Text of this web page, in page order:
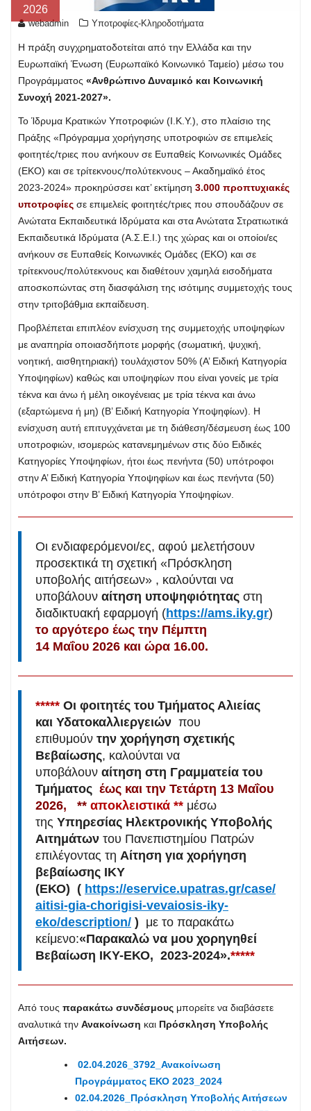
2026
webadmin Υποτροφίες-Κληροδοτήματα
Η πράξη συγχρηματοδοτείται από την Ελλάδα και την
Ευρωπαϊκή Ένωση (Ευρωπαϊκό Κοινωνικό Ταμείο) μέσω του
Προγράμματος «Ανθρώπινο Δυναμικό και Κοινωνική
Συνοχή 2021-2027».
Το Ίδρυμα Κρατικών Υποτροφιών (I.K.Y.), στο πλαίσιο της
Πράξης «Πρόγραμμα χορήγησης υποτροφιών σε επιμελείς
φοιτητές/τριες που ανήκουν σε Ευπαθείς Κοινωνικές Ομάδες
(ΕΚΟ) και σε τρίτεκνους/πολύτεκνους – Ακαδημαϊκό έτος
2023-2024» προκηρύσσει κατ’ εκτίμηση 3.000 προπτυχιακές
υποτροφίες σε επιμελείς φοιτητές/τριες που σπουδάζουν σε
Ανώτατα Εκπαιδευτικά Ιδρύματα και στα Ανώτατα Στρατιωτικά
Εκπαιδευτικά Ιδρύματα (Α.Σ.Ε.Ι.) της χώρας και οι οποίοι/ες
ανήκουν σε Ευπαθείς Κοινωνικές Ομάδες (ΕΚΟ) και σε
τρίτεκνους/πολύτεκνους και διαθέτουν χαμηλά εισοδήματα
αποσκοπώντας στη διασφάλιση της ισότιμης συμμετοχής τους
στην τριτοβάθμια εκπαίδευση.
Προβλέπεται επιπλέον ενίσχυση της συμμετοχής υποψηφίων
με αναπηρία οποιασδήποτε μορφής (σωματική, ψυχική,
νοητική, αισθητηριακή) τουλάχιστον 50% (Α’ Ειδική Κατηγορία
Υποψηφίων) καθώς και υποψηφίων που είναι γονείς με τρία
τέκνα και άνω ή μέλη οικογένειας με τρία τέκνα και άνω
(εξαρτώμενα ή μη) (Β’ Ειδική Κατηγορία Υποψηφίων). Η
ενίσχυση αυτή επιτυγχάνεται με τη διάθεση/δέσμευση έως 100
υποτροφιών, ισομερώς κατανεμημένων στις δύο Ειδικές
Κατηγορίες Υποψηφίων, ήτοι έως πενήντα (50) υπότροφοι
στην Α’ Ειδική Κατηγορία Υποψηφίων και έως πενήντα (50)
υπότροφοι στην Β’ Ειδική Κατηγορία Υποψηφίων.
Οι ενδιαφερόμενοι/ες, αφού μελετήσουν
προσεκτικά τη σχετική «Πρόσκληση
υποβολής αιτήσεων» , καλούνται να
υποβάλουν αίτηση υποψηφιότητας στη
διαδικτυακή εφαρμογή (https://ams.iky.gr)
το αργότερο έως την Πέμπτη
14 Μαΐου 2026 και ώρα 16.00.
***** Οι φοιτητές του Τμήματος Αλιείας
και Υδατοκαλλιεργειών που
επιθυμούν την χορήγηση σχετικής
Βεβαίωσης, καλούνται να
υποβάλουν αίτηση στη Γραμματεία του
Τμήματος έως και την Τετάρτη 13 Μαΐου
2026, ** αποκλειστικά ** μέσω
της Υπηρεσίας Ηλεκτρονικής Υποβολής
Αιτημάτων του Πανεπιστημίου Πατρών
επιλέγοντας τη Αίτηση για χορήγηση
βεβαίωσης ΙΚΥ
(ΕΚΟ) ( https://eservice.upatras.gr/case/
aitisi-gia-chorigisi-vevaiosis-iky-
eko/description/ ) με το παρακάτω
κείμενο:«Παρακαλώ να μου χορηγηθεί
Βεβαίωση ΙΚΥ-ΕΚΟ, 2023-2024».*****
Από τους παρακάτω συνδέσμους μπορείτε να διαβάσετε
αναλυτικά την Ανακοίνωση και Πρόσκληση Υποβολής
Αιτήσεων.
02.04.2026_3792_Ανακοίνωση
Προγράμματος ΕΚΟ 2023_2024
02.04.2026_Πρόσκληση Υποβολής Αιτήσεων